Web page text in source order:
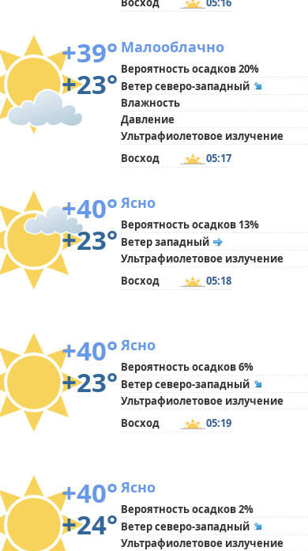
+39°
+23°
Малооблачно
Вероятность осадков 20%
Ветер северо-западный
Влажность
Давление
Ультрафиолетовое излучение
Восход
05:17
+40°
+23°
Ясно
Вероятность осадков 13%
Ветер западный
Ультрафиолетовое излучение
Восход
05:18
+40°
+23°
Ясно
Вероятность осадков 6%
Ветер северо-западный
Ультрафиолетовое излучение
Восход
05:19
+40°
+24°
Ясно
Вероятность осадков 2%
Ветер северо-западный
Ультрафиолетовое излучение